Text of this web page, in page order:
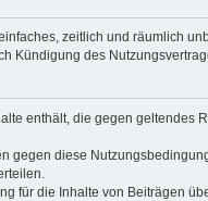
zeitlich und räumlich
Kündigung des
enthält, die gegen
gegen diese
für die Inhalte von Beiträgen